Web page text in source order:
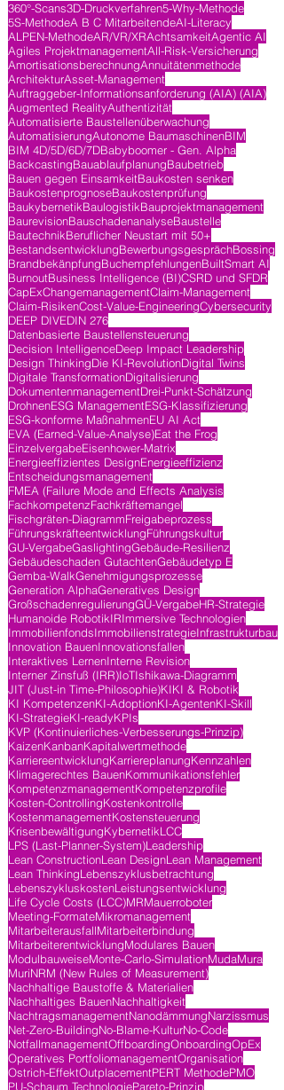
360°-Scans3D-Druckverfahren5-Why-Methode
5S-MethodeA B C MitarbeitendeAI-Literacy
ALPEN-MethodeAR/VR/XRAchtsamkeitAgentic AI
Agiles ProjektmanagementAll-Risk-Versicherung
AmortisationsberechnungAnnuitätenmethode
ArchitekturAsset-Management
Auftraggeber-Informationsanforderung (AIA) (AIA)
Augmented RealityAuthentizität
Automatisierte Baustellenüberwachung
AutomatisierungAutonome BaumaschinenBIM
BIM 4D/5D/6D/7DBabyboomer - Gen. Alpha
BackcastingBauablaufplanungBaubetrieb
Bauen gegen EinsamkeitBaukosten senken
BaukostenprognoseBaukostenprüfung
BaukybernetikBaulogistikBauprojektmanagement
BaurevisionBauschadenanalyseBaustelle
BautechnikBeruflicher Neustart mit 50+
BestandsentwicklungBewerbungsgesprächBossing
BrandbekänpfungBuchempfehlungenBuiltSmart AI
BurnoutBusiness Intelligence (BI)CSRD und SFDR
CapExChangemanagementClaim-Management
Claim-RisikenCost-Value-EngineeringCybersecurity
DEEP DIVEDIN 276
Datenbasierte Baustellensteuerung
Decision IntelligenceDeep Impact Leadership
Design ThinkingDie KI-RevolutionDigital Twins
Digitale TransformationDigitalisierung
DokumentenmanagementDrei-Punkt-Schätzung
DrohnenESG ManagementESG-Klassifizierung
ESG-konforme MaßnahmenEU AI Act
EVA (Earned-Value-Analyse)Eat the Frog
EinzelvergabeEisenhower-Matrix
Energieeffizientes DesignEnergieeffizienz
Entscheidungsmanagement
FMEA (Failure Mode and Effects Analysis
FachkompetenzFachkräftemangel
Fischgräten-DiagrammFreigabeprozess
FührungskräfteentwicklungFührungskultur
GU-VergabeGaslightingGebäude-Resilienz
Gebäudeschaden GutachtenGebäudetyp E
Gemba-WalkGenehmigungsprozesse
Generation AlphaGeneratives Design
GroßschadenregulierungGÜ-VergabeHR-Strategie
Humanoide RobotikIRImmersive Technologien
ImmobilienfondsImmobilienstrategieInfrastrukturbau
Innovation BauenInnovationsfallen
Interaktives LernenInterne Revision
Interner Zinsfuß (IRR)IoTIshikawa-Diagramm
JIT (Just-in Time-Philosophie)KIKI & Robotik
KI KompetenzenKI-AdoptionKI-AgentenKI-Skill
KI-StrategieKI-readyKPIs
KVP (Kontinuierliches-Verbesserungs-Prinzip)
KaizenKanbanKapitalwertmethode
KarriereentwicklungKarriereplanungKennzahlen
Klimagerechtes BauenKommunikationsfehler
KompetenzmanagementKompetenzprofile
Kosten-ControllingKostenkontrolle
KostenmanagementKostensteuerung
KrisenbewältigungKybernetikLCC
LPS (Last-Planner-System)Leadership
Lean ConstructionLean DesignLean Management
Lean ThinkingLebenszyklusbetrachtung
LebenszykluskostenLeistungsentwicklung
Life Cycle Costs (LCC)MRMauerroboter
Meeting-FormateMikromanagement
MitarbeiterausfallMitarbeiterbindung
MitarbeiterentwicklungModulares Bauen
ModulbauweiseMonte-Carlo-SimulationMudaMura
MuriNRM (New Rules of Measurement)
Nachhaltige Baustoffe & Materialien
Nachhaltiges BauenNachhaltigkeit
NachtragsmanagementNanodämmungNarzissmus
Net-Zero-BuildingNo-Blame-KulturNo-Code
NotfallmanagementOffboardingOnboardingOpEx
Operatives PortfoliomanagementOrganisation
Ostrich-EffektOutplacementPERT MethodePMO
PU-Schaum TechnologiePareto-Prinzip